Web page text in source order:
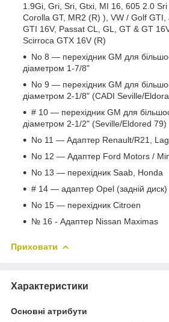
1.9Gi, Gri, Sri, Gtxi, MI 16, 605 2.0 Sri
Corolla GT, MR2 (R) ), VW / Golf
GTI 16V, Passat CL, GL, GT & GT
Scirroca GTX 16V (R)
No 8 — перехідник GM для
діаметром 1-7/8"
No 9 — перехідник GM для
діаметром 2-1/8" (CADI Seville/
# 10 — перехідник GM для
діаметром 2-1/2" (Seville/Eldored 79)
No 11 — Адаптер Renault/R21,
No 12 — Адаптер Ford Motors /
No 13 — перехідник Saab, Honda
# 14 — адаптер Opel (задній диск)
No 15 — перехідник Citroen
№ 16 - Адаптер Nissan Maximas
Приховати
Характеристики
Основні атрибути